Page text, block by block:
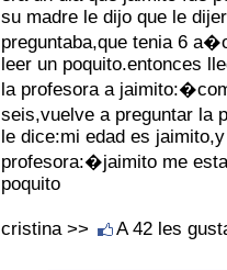
su madre le dijo que le
preguntaba,que tenia 6
leer un poquito.entonces
la profesora a
seis,vuelve a preguntar la
le dice:mi edad es
profesora:�jaimito me
poquito
cristina >> A 42 les